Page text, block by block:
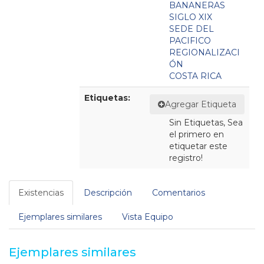
BANANERAS
SIGLO XIX
SEDE DEL
PACIFICO
REGIONALIZACI
ÓN
COSTA RICA
Etiquetas:
Agregar Etiqueta
Sin Etiquetas, Sea
el primero en
etiquetar este
registro!
Existencias Descripción Comentarios
Ejemplares similares Vista Equipo
Ejemplares similares